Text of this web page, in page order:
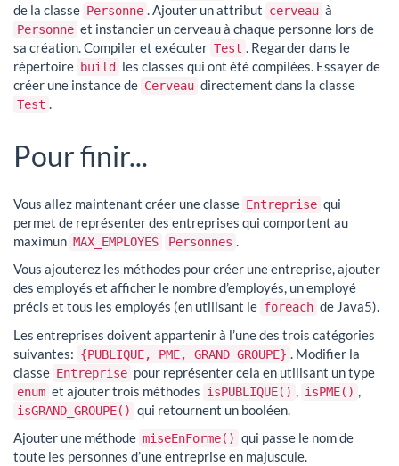
de la classe Personne . Ajouter un attribut cerveau à
Personne et instancier un cerveau à chaque personne lors de
sa création. Compiler et exécuter Test . Regarder dans le
répertoire build
les classes qui ont été compilées. Essayer de
créer une instance de Cerveau directement dans la classe
Test .
Pour finir...
Vous allez maintenant créer une classe Entreprise qui
permet de représenter des entreprises qui comportent au
maximun MAX_EMPLOYES Personnes .
Vous ajouterez les méthodes pour créer une entreprise, ajouter
des employés et afficher le nombre d’employés, un employé
précis et tous les employés (en utilisant le foreach de Java5).
Les entreprises doivent appartenir à l’une des trois catégories
suivantes: {PUBLIQUE, PME, GRAND GROUPE} . Modifier la
classe Entreprise pour représenter cela en utilisant un type
enum et ajouter trois méthodes isPUBLIQUE() , isPME() ,
isGRAND_GROUPE() qui retournent un booléen.
Ajouter une méthode miseEnForme() qui passe le nom de
toute les personnes d’une entreprise en majuscule.